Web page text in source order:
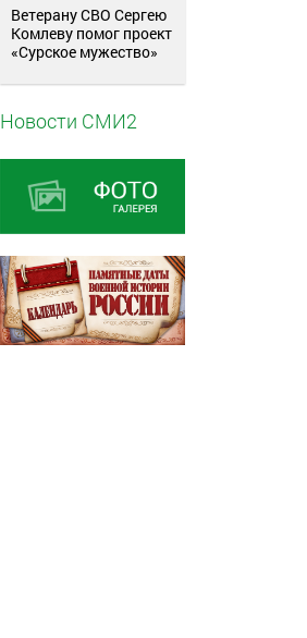
Ветерану СВО Сергею
Комлеву помог проект
«Сурское мужество»
Новости СМИ2